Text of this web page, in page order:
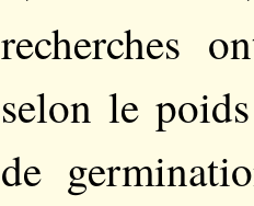
recherches
selon le
de